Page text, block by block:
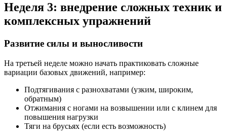
Неделя 3: внедрение сложных техник и
комплексных упражнений
Развитие силы и выносливости
На третьей неделе можно начать практиковать сложные
вариации базовых движений, например:
Подтягивания с разнохватами (узким, широким,
обратным)
Отжимания с ногами на возвышении или с клинем для
повышения нагрузки
Тяги на брусьях (если есть возможность)